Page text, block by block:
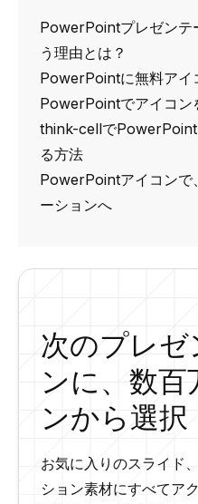
PowerPointプレゼンテ
う理由とは？
PowerPointに無料アイ
PowerPointでアイコン
think-cellでPowerPoint
る方法
PowerPointアイコンで
ーションへ
次のプレゼ
ンに、数百
ンから選択
お気に入りのスライド
ション素材にすべてアク